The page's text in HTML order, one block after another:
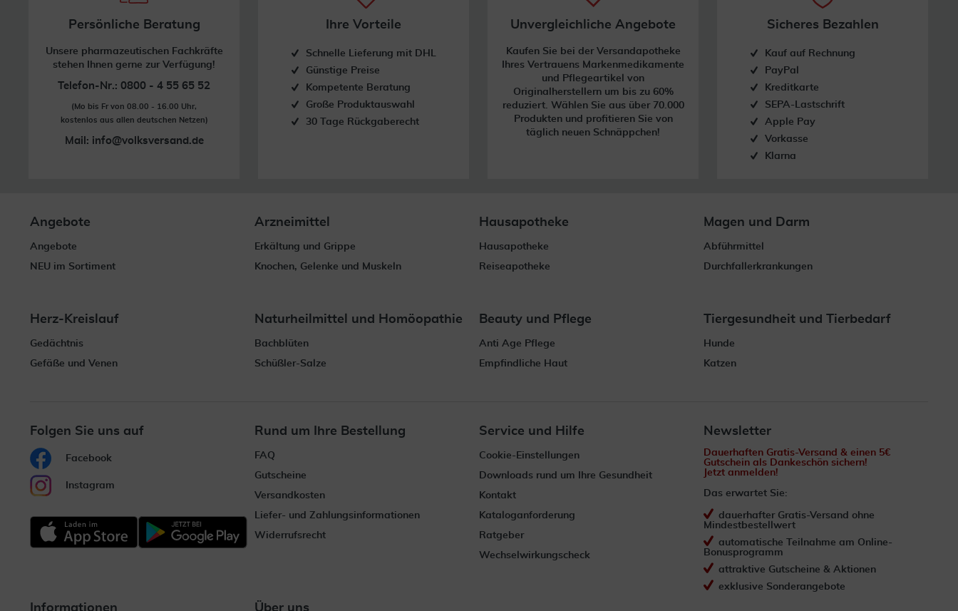
Persönliche Beratung
Unsere pharmazeutischen Fachkräfte
stehen Ihnen gerne zur Verfügung!
Telefon-Nr.: 0800 - 4 55 65 52
(Mo bis Fr von 08.00 - 16.00 Uhr,
kostenlos aus allen deutschen Netzen)
Mail: info@volksversand.de
Ihre Vorteile
Schnelle Lieferung mit DHL
Günstige Preise
Kompetente Beratung
Große Produktauswahl
30 Tage Rückgaberecht
Unvergleichliche Angebote
Kaufen Sie bei der Versandapotheke
Ihres Vertrauens Markenmedikamente
und Pflegeartikel von
Originalherstellern um bis zu 60%
reduziert. Wählen Sie aus über 70.000
Produkten und profitieren Sie von
täglich neuen Schnäppchen!
Sicheres Bezahlen
Kauf auf Rechnung
PayPal
Kreditkarte
SEPA-Lastschrift
Apple Pay
Vorkasse
Klarna
Angebote
Angebote
NEU im Sortiment
Arzneimittel
Erkältung und Grippe
Knochen, Gelenke und Muskeln
Hausapotheke
Hausapotheke
Reiseapotheke
Magen und Darm
Abführmittel
Durchfallerkrankungen
Herz-Kreislauf
Gedächtnis
Gefäße und Venen
Naturheilmittel und Homöopathie
Bachblüten
Schüßler-Salze
Beauty und Pflege
Anti Age Pflege
Empfindliche Haut
Tiergesundheit und Tierbedarf
Hunde
Katzen
Folgen Sie uns auf
Facebook
Instagram
Rund um Ihre Bestellung
FAQ
Gutscheine
Versandkosten
Liefer- und Zahlungsinformationen
Widerrufsrecht
Service und Hilfe
Cookie-Einstellungen
Downloads rund um Ihre Gesundheit
Kontakt
Kataloganforderung
Ratgeber
Wechselwirkungscheck
Informationen Über uns
Newsletter
Dauerhaften Gratis-Versand & einen 5€
Gutschein als Dankeschön sichern!
Jetzt anmelden!
Das erwartet Sie:
dauerhafter Gratis-Versand ohne
Mindestbestellwert
automatische Teilnahme am Online-
Bonusprogramm
attraktive Gutscheine & Aktionen
exklusive Sonderangebote